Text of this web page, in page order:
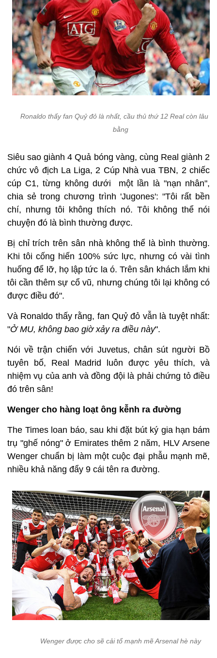
Ronaldo thấy fan Quỷ đỏ là nhất, cầu thủ thứ 12 Real còn lâu
bằng
Siêu sao giành 4 Quả bóng vàng, cùng Real giành 2
chức vô địch La Liga, 2 Cúp Nhà vua TBN, 2 chiếc
cúp C1, từng không dưới một lần là "nạn nhân",
chia sẻ trong chương trình 'Jugones': "Tôi rất bền
chí, nhưng tôi không thích nó. Tôi không thể nói
chuyện đó là bình thường được.
Bị chỉ trích trên sân nhà không thể là bình thường.
Khi tôi cống hiến 100% sức lực, nhưng có vài tình
huống để lỡ, họ lập tức la ó. Trên sân khách lắm khi
tôi cần thêm sự cổ vũ, nhưng chúng tôi lại không có
được điều đó".
Và Ronaldo thấy rằng, fan Quỷ đỏ vẫn là tuyệt nhất:
"Ở MU, không bao giờ xảy ra điều này".
Nói về trận chiến với Juvetus, chân sút người Bồ
tuyên bố, Real Madrid luôn được yêu thích, và
nhiệm vụ của anh và đồng đội là phải chứng tỏ điều
đó trên sân!
Wenger cho hàng loạt ông kễnh ra đường
The Times loan báo, sau khi đặt bút ký gia hạn bám
trụ "ghế nóng" ở Emirates thêm 2 năm, HLV Arsene
Wenger chuẩn bị làm một cuộc đại phẫu mạnh mẽ,
nhiều khả năng đẩy 9 cái tên ra đường.
Wenger được cho sẽ cải tổ mạnh mẽ Arsenal hè này